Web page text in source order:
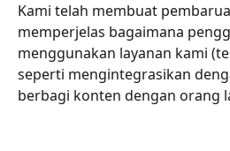
Kami telah membuat
memperjelas bagaimana
menggunakan layanan kami
seperti mengintegrasikan
berbagi konten dengan orang